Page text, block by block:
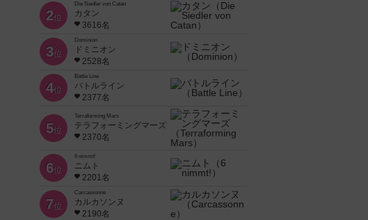
2位
Die Siedler von Catan
カタン
3616名
3位
Dominion
ドミニオン
2528名
4位
Battle Line
バトルライン
2377名
5位
Terraforming Mars
テラフォーミングマーズ
2370名
6位
6 nimmt!
ニムト
2201名
7位
Carcassonne
カルカソンヌ
2190名